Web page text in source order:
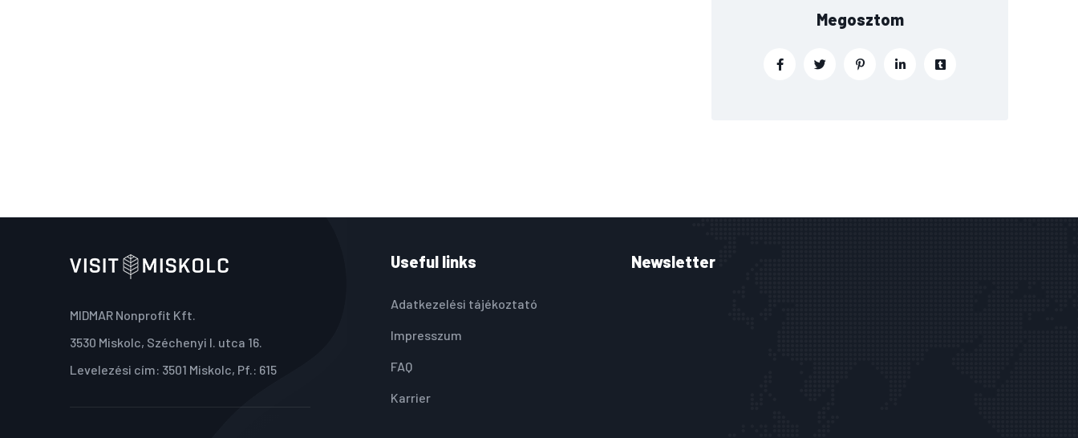
Megosztom
MIDMAR Nonprofit Kft.
3530 Miskolc, Széchenyi I. utca 16.
Levelezési cím: 3501 Miskolc, Pf.: 615
Useful links
Adatkezelési tájékoztató
Impresszum
FAQ
Karrier
Newsletter